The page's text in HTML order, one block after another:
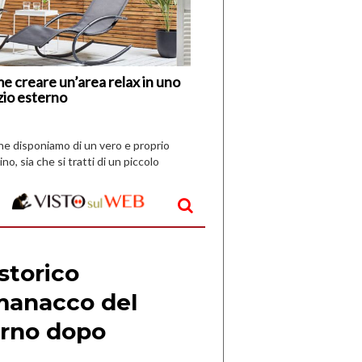
creare un’area relax in uno
esterno
Vespri
disponiamo di un vero e proprio
sia che si tratti di un piccolo